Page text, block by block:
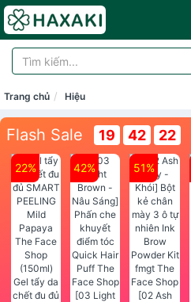
Trang chủ Hiệu
Flash Sale 19 42 22
22%
Gel tẩy da
chết đu đủ
42%
[03 Light
51%
[02 Ash